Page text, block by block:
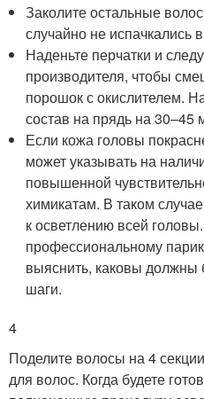
Заколите остальные
случайно не испачкались
Наденьте перчатки и
производителя, чтобы
порошок с окислителем.
состав на прядь на 30–45
Если кожа головы
может указывать на
повышенной
химикатам. В таком
к осветлению всей
профессиональному
выяснить, каковы
шаги.
4
Поделите волосы на 4
для волос. Когда будете